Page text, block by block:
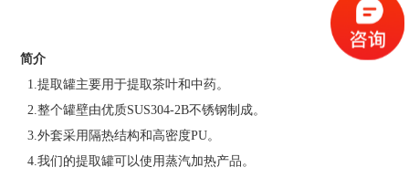
简介
1.提取罐主要用于提取茶叶和中药。
2.整个罐壁由优质SUS304-2B不锈钢制成。
3.外套采用隔热结构和高密度PU。
4.我们的提取罐可以使用蒸汽加热产品。